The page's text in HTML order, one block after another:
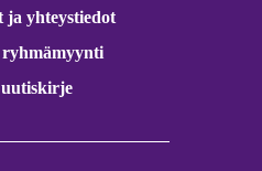
ja yhteystiedot